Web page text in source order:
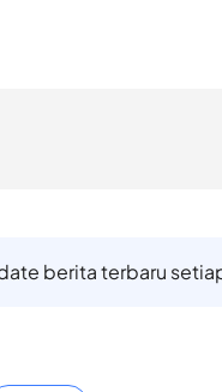
berita terbaru